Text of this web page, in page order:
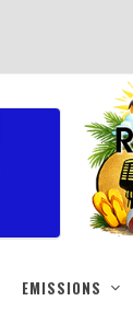
EMISSIONS